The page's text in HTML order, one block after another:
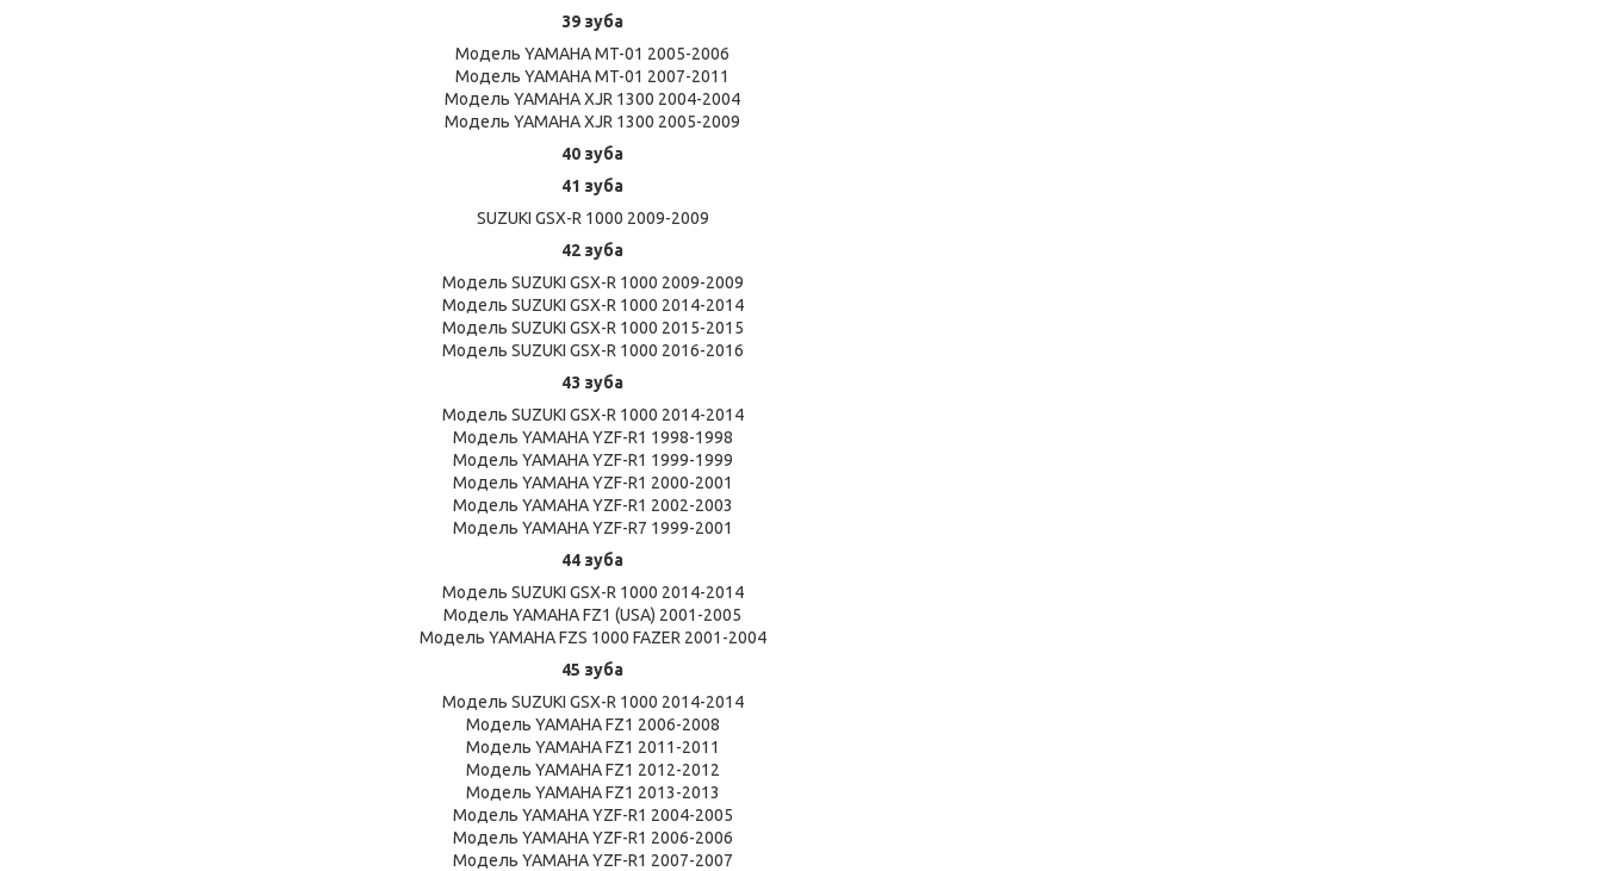
39 зуба
Модель YAMAHA MT-01 2005-2006
Модель YAMAHA MT-01 2007-2011
Модель YAMAHA XJR 1300 2004-2004
Модель YAMAHA XJR 1300 2005-2009
40 зуба
41 зуба
SUZUKI GSX-R 1000 2009-2009
42 зуба
Модель SUZUKI GSX-R 1000 2009-2009
Модель SUZUKI GSX-R 1000 2014-2014
Модель SUZUKI GSX-R 1000 2015-2015
Модель SUZUKI GSX-R 1000 2016-2016
43 зуба
Модель SUZUKI GSX-R 1000 2014-2014
Модель YAMAHA YZF-R1 1998-1998
Модель YAMAHA YZF-R1 1999-1999
Модель YAMAHA YZF-R1 2000-2001
Модель YAMAHA YZF-R1 2002-2003
Модель YAMAHA YZF-R7 1999-2001
44 зуба
Модель SUZUKI GSX-R 1000 2014-2014
Модель YAMAHA FZ1 (USA) 2001-2005
Модель YAMAHA FZS 1000 FAZER 2001-2004
45 зуба
Модель SUZUKI GSX-R 1000 2014-2014
Модель YAMAHA FZ1 2006-2008
Модель YAMAHA FZ1 2011-2011
Модель YAMAHA FZ1 2012-2012
Модель YAMAHA FZ1 2013-2013
Модель YAMAHA YZF-R1 2004-2005
Модель YAMAHA YZF-R1 2006-2006
Модель YAMAHA YZF-R1 2007-2007